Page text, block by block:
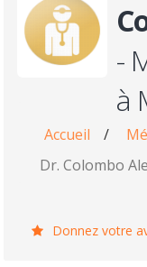
-
à
Accueil /
Dr. Colombo
Donnez votre